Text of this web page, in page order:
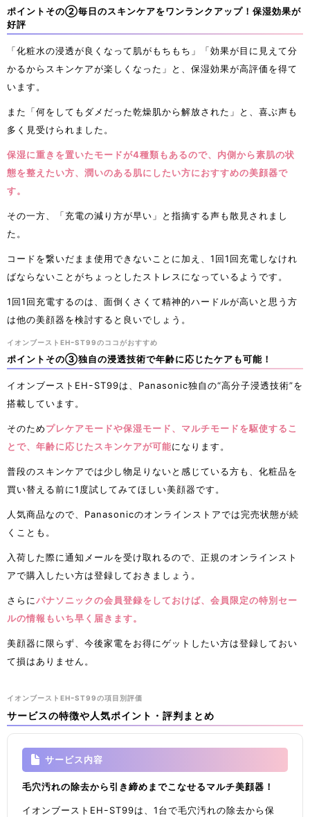
ポイントその②毎日のスキンケアをワンランクアップ！保湿効果が
好評
「化粧水の浸透が良くなって肌がもちもち」「効果が目に見えて分
かるからスキンケアが楽しくなった」と、保湿効果が高評価を得て
います。
また「何をしてもダメだった乾燥肌から解放された」と、喜ぶ声も
多く見受けられました。
保湿に重きを置いたモードが4種類もあるので、内側から素肌の状
態を整えたい方、潤いのある肌にしたい方におすすめの美顔器で
す。
その一方、「充電の減り方が早い」と指摘する声も散見されまし
た。
コードを繋いだまま使用できないことに加え、1回1回充電しなけれ
ばならないことがちょっとしたストレスになっているようです。
1回1回充電するのは、面倒くさくて精神的ハードルが高いと思う方
は他の美顔器を検討すると良いでしょう。
イオンブーストEHｰST99のココがおすすめ
ポイントその③独自の浸透技術で年齢に応じたケアも可能！
イオンブーストEHｰST99は、Panasonic独自の“高分子浸透技術”を
搭載しています。
そのためプレケアモードや保湿モード、マルチモードを駆使するこ
とで、年齢に応じたスキンケアが可能になります。
普段のスキンケアでは少し物足りないと感じている方も、化粧品を
買い替える前に1度試してみてほしい美顔器です。
人気商品なので、Panasonicのオンラインストアでは完売状態が続
くことも。
入荷した際に通知メールを受け取れるので、正規のオンラインスト
アで購入したい方は登録しておきましょう。
さらにパナソニックの会員登録をしておけば、会員限定の特別セー
ルの情報もいち早く届きます。
美顔器に限らず、今後家電をお得にゲットしたい方は登録しておい
て損はありません。
イオンブーストEHｰST99の項目別評価
サービスの特徴や人気ポイント・評判まとめ
サービス内容
毛穴汚れの除去から引き締めまでこなせるマルチ美顔器！
イオンブーストEHｰST99は、1台で毛穴汚れの除去から保